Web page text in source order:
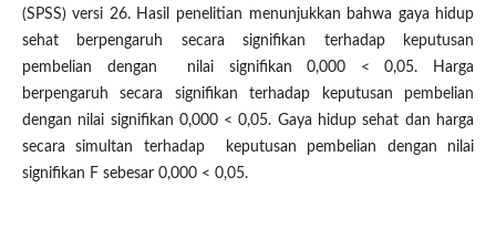
(SPSS) versi 26. Hasil penelitian menunjukkan bahwa gaya hidup
sehat berpengaruh secara signifikan terhadap keputusan
pembelian dengan nilai signifikan 0,000 < 0,05. Harga
berpengaruh secara signifikan terhadap keputusan pembelian
dengan nilai signifikan 0,000 < 0,05. Gaya hidup sehat dan harga
secara simultan terhadap keputusan pembelian dengan nilai
signifikan F sebesar 0,000 < 0,05.